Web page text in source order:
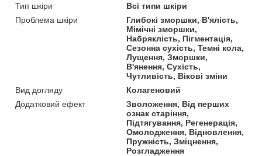
Тип шкіри
Всі типи шкіри
Проблема шкіри
Глибокі зморшки, В'ялість,
Мімічні зморшки,
Набряклість, Пігментація,
Сезонна сухість, Темні кола,
Лущення, Зморшки,
В'янення, Сухість,
Чутливість, Вікові зміни
Вид догляду
Колагеновий
Додатковий ефект
Зволоження, Від перших
ознак старіння,
Підтягування, Регенерація,
Омолодження, Відновлення,
Пружність, Зміцнення,
Розгладження